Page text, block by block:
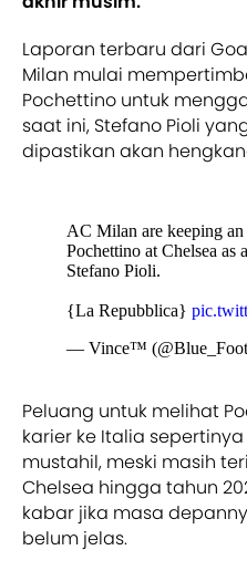
Laporan terbaru dari
Milan mulai
Pochettino untuk
saat ini, Stefano Pioli
dipastikan akan
AC Milan are keeping
Pochettino at Chelsea as
Stefano Pioli.
{La Repubblica}
— Vince™
Peluang untuk melihat
karier ke Italia
mustahil, meski masih
Chelsea hingga tahun
kabar jika masa
belum jelas.